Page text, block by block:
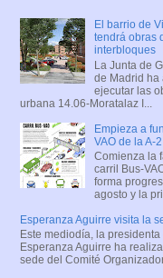
El barrio de
tendrá obras
interbloques
La Junta de
de Madrid ha
ejecutar las
urbana 14.06-Moratalaz I...
Empieza a
VAO de la A-
Comienza la
carril Bus-
forma
agosto y la
Esperanza Aguirre visita la
Este mediodía, la
Esperanza Aguirre ha
sede del Comité